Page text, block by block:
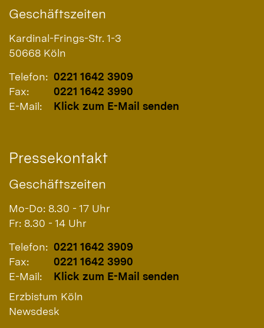
Geschäftszeiten
Kardinal-Frings-Str. 1-3
50668 Köln
Telefon: 0221 1642 3909
Fax:
0221 1642 3990
E-Mail:
Klick zum E-Mail senden
Pressekontakt
Geschäftszeiten
Mo-Do: 8.30 - 17 Uhr
Fr: 8.30 - 14 Uhr
Telefon: 0221 1642 3909
Fax:
0221 1642 3990
E-Mail:
Klick zum E-Mail senden
Erzbistum Köln
Newsdesk